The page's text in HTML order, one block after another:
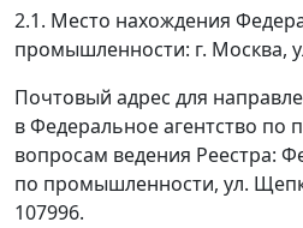
2.1. Место нахождения
промышленности: г. Москва,
Почтовый адрес для
в Федеральное агентство
вопросам ведения Реестра:
по промышленности, ул.
107996.